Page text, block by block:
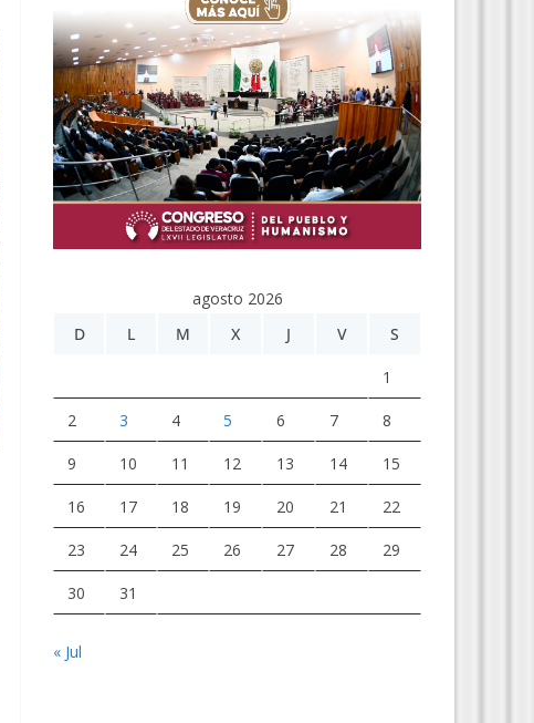
agosto 2026
D
L M X J V S
1
2 3 4 5 6 7 8
9 10 11 12 13 14 15
16 17 18 19 20 21 22
23 24 25 26 27 28 29
30 31
« Jul